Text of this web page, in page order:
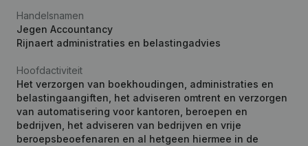
Handelsnamen
Jegen Accountancy
Rijnaert administraties en belastingadvies
Hoofdactiviteit
Het verzorgen van boekhoudingen, administraties en
belastingaangiften, het adviseren omtrent en verzorgen
van automatisering voor kantoren, beroepen en
bedrijven, het adviseren van bedrijven en vrije
beroepsbeoefenaren en al hetgeen hiermee in de